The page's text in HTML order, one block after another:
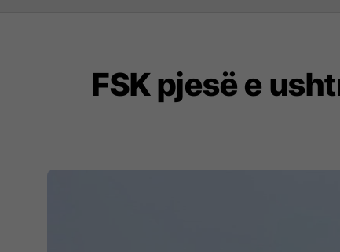
FSK pjesë e